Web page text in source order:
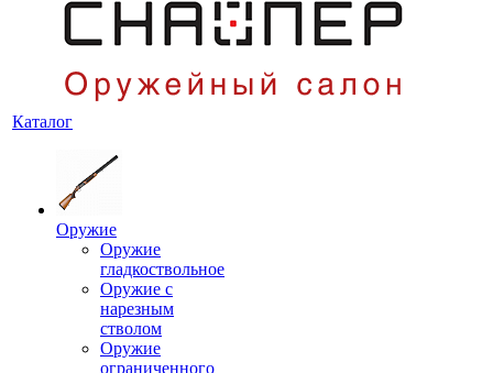
Каталог
Оружие
Оружие
гладкоствольное
Оружие с
нарезным
стволом
Оружие
ограниченного